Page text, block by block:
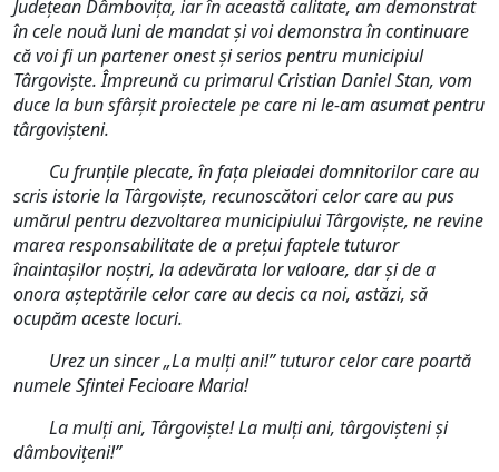
Județean Dâmbovița, iar în această calitate, am demonstrat
în cele nouă luni de mandat și voi demonstra în continuare
că voi fi un partener onest și serios pentru municipiul
Târgoviște. Împreună cu primarul Cristian Daniel Stan, vom
duce la bun sfârșit proiectele pe care ni le-am asumat pentru
târgovișteni.
Cu frunțile plecate, în fața pleiadei domnitorilor care au
scris istorie la Târgoviște, recunoscători celor care au pus
umărul pentru dezvoltarea municipiului Târgoviște, ne revine
marea responsabilitate de a prețui faptele tuturor
înaintașilor noștri, la adevărata lor valoare, dar și de a
onora așteptările celor care au decis ca noi, astăzi, să
ocupăm aceste locuri.
Urez un sincer „La mulți ani!” tuturor celor care poartă
numele Sfintei Fecioare Maria!
La mulţi ani, Târgovişte! La mulți ani, târgovișteni și
dâmbovițeni!”